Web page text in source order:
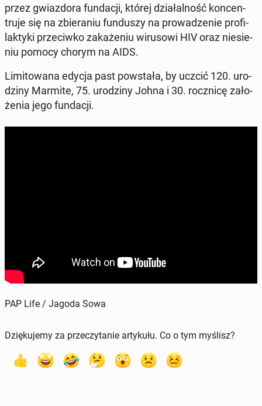
przez gwiaz­do­ra fun­da­cji, której dzia­łal­ność kon­cen­
tru­je się na zbie­ra­niu fun­du­szy na pro­wa­dze­nie pro­fi­
lak­ty­ki prze­ciw­ko za­ka­że­niu wi­ru­so­wi HIV oraz nie­sie­
niu pomocy chorym na AIDS.
Li­mi­to­wa­na edycja past po­wsta­ła, by uczcić 120. uro­
dzi­ny Marmite, 75. uro­dzi­ny Johna i 30. rocz­ni­cę za­ło­
że­nia jego fun­da­cji.
PAP Life / Jagoda Sowa
Dziękujemy za przeczytanie artykułu. Co o tym myślisz?